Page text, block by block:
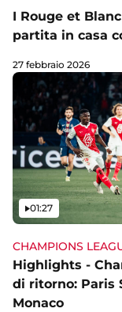
I Rouge et
partita in casa
27 febbraio 2026
CHAMPIONS
Highlights -
di ritorno: Paris
Monaco
Video
01:27